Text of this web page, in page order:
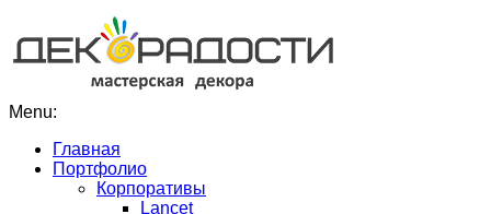
Menu:
Главная
Портфолио
Корпоративы
Lancet